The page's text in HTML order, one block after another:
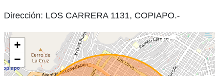
Dirección: LOS CARRERA 1131, COPIAPO.-
+
−